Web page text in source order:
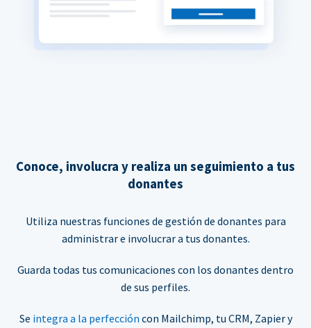
Conoce, involucra y realiza un seguimiento a tus
donantes
Utiliza nuestras funciones de gestión de donantes para
administrar e involucrar a tus donantes.
Guarda todas tus comunicaciones con los donantes dentro
de sus perfiles.
Se integra a la perfección con Mailchimp, tu CRM, Zapier y